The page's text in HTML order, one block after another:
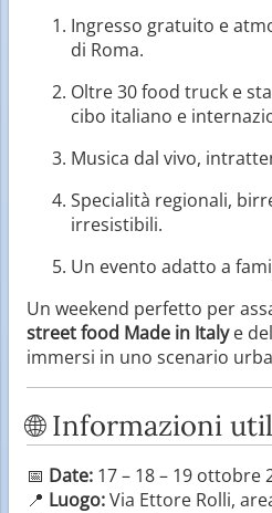
Ingresso gratuito e
di Roma.
Oltre 30 food truck e
cibo italiano e
Musica dal vivo,
Specialità regionali,
irresistibili.
Un evento adatto a
Un weekend perfetto per
street food Made in Italye
immersi in uno scenario
🌐 Informazioni
📅 Date: 17 – 18 – 19 ottobre
📍 Luogo:Via Ettore Rolli,